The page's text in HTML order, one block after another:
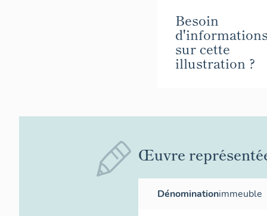
Besoin
sur cette
illustration ?
Œuvre
Dénominationimmeuble